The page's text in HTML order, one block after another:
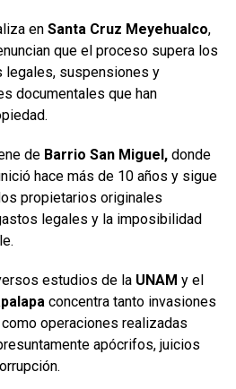
en Santa Cruz Meyehualco,
que el proceso supera los
legales, suspensiones y
documentales que han
de Barrio San Miguel, donde
hace más de 10 años y sigue
propietarios originales
legales y la imposibilidad
estudios de la UNAM y el
concentra tanto invasiones
operaciones realizadas
apócrifos, juicios